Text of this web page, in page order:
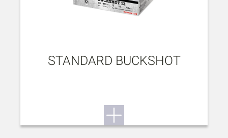
STANDARD BUCKSHOT